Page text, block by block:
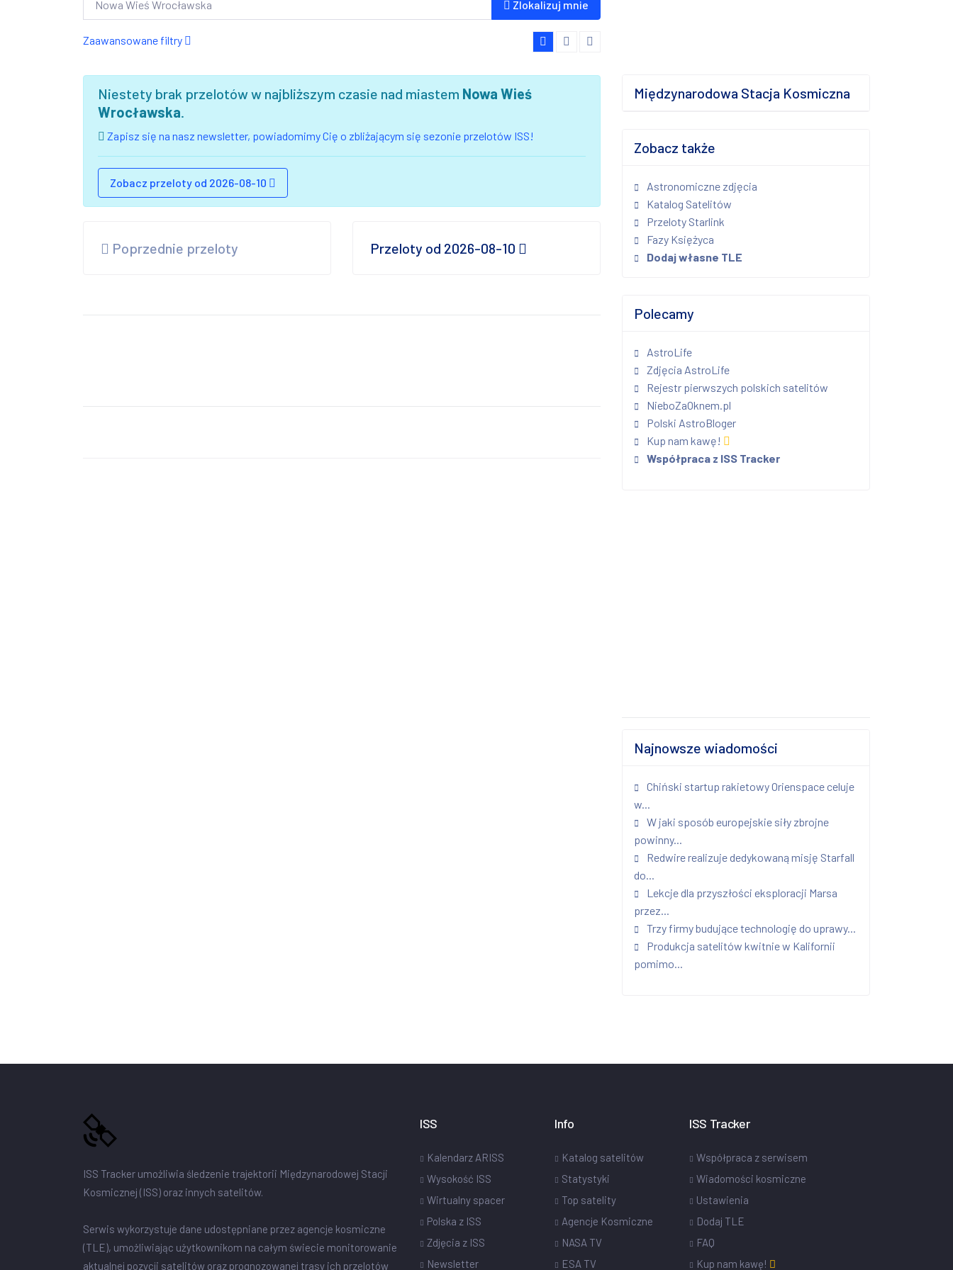
Zlokalizuj mnie
Zaawansowane filtry
Niestety brak przelotów w najbliższym czasie nad miastem Nowa Wieś
Wrocławska.
Zapisz się na nasz newsletter, powiadomimy Cię o zbliżającym się sezonie przelotów ISS!
Zobacz przeloty od 2026-08-10
Poprzednie przeloty Przeloty od 2026-08-10
Międzynarodowa Stacja Kosmiczna
Zobacz także
Astronomiczne zdjęcia
Katalog Satelitów
Przeloty Starlink
Fazy Księżyca
Dodaj własne TLE
Polecamy
AstroLife
Zdjęcia AstroLife
Rejestr pierwszych polskich satelitów
NieboZaOknem.pl
Polski AstroBloger
Kup nam kawę!
Współpraca z ISS Tracker
Najnowsze wiadomości
Chiński startup rakietowy Orienspace celuje
w...
W jaki sposób europejskie siły zbrojne
powinny...
Redwire realizuje dedykowaną misję Starfall
do...
Lekcje dla przyszłości eksploracji Marsa
przez...
Trzy firmy budujące technologię do uprawy...
Produkcja satelitów kwitnie w Kalifornii
pomimo...
ISS Tracker umożliwia śledzenie trajektorii Międzynarodowej Stacji
Kosmicznej (ISS) oraz innych satelitów.
Serwis wykorzystuje dane udostępniane przez agencje kosmiczne
(TLE), umożliwiając użytkownikom na całym świecie monitorowanie
aktualnej pozycji satelitów oraz prognozowanej trasy ich przelotów
ISS
Kalendarz ARISS
Wysokość ISS
Wirtualny spacer
Polska z ISS
Zdjęcia z ISS
Newsletter
Info
Katalog satelitów
Statystyki
Top satelity
Agencje Kosmiczne
NASA TV
ESA TV
ISS Tracker
Współpraca z serwisem
Wiadomości kosmiczne
Ustawienia
Dodaj TLE
FAQ
Kup nam kawę!